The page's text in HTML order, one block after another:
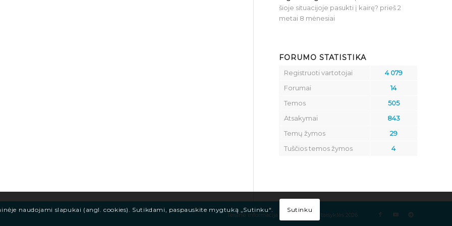
šioje situacijoje pasukti į kairę? prieš 2
metai 8 mėnesiai
FORUMO STATISTIKA
Registruoti vartotojai
4 079
Forumai
14
Temos
505
Atsakymai
843
Temų žymos
29
Tuščios temos žymos
4
Teisinė informacija Kelių eismo taisyklės 2026
naudojami slapukai (angl. cookies). Sutikdami, paspauskite mygtuką „Sutinku“. Sutinku